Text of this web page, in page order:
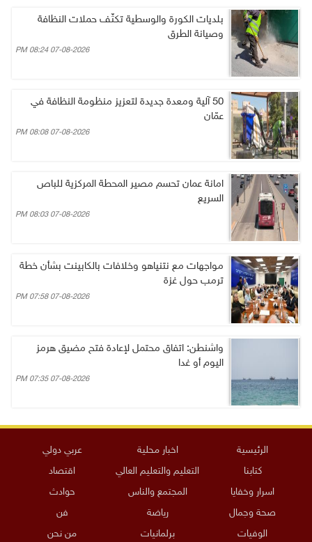
بلديات الكورة والوسطية تكثّف حملات النظافة
وصيانة الطرق
07-08-2026 08:24 PM
50 آلية ومعدة جديدة لتعزيز منظومة النظافة في
عمّان
07-08-2026 08:08 PM
امانة عمان تحسم مصير المحطة المركزية للباص
السريع
07-08-2026 08:03 PM
مواجهات مع نتنياهو وخلافات بالكابينت بشأن خطة
ترمب حول غزة
07-08-2026 07:58 PM
واشنطن: اتفاق محتمل لإعادة فتح مضيق هرمز
اليوم أو غدا
07-08-2026 07:35 PM
الرئيسية اخبار محلية
عربي دولي
كتابنا
التعليم والتعليم العالي
اقتصاد
اسرار وخفايا
المجتمع والناس
حوادث
صحة وجمال
رياضة
فن
الوفيات
برلمانيات من نحن